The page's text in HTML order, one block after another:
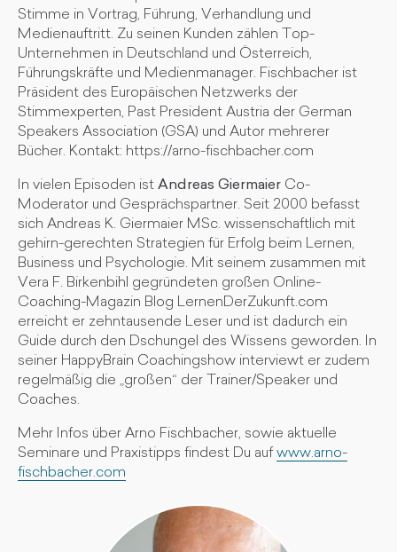
Stimme in Vortrag, Führung, Verhandlung und
Medienauftritt. Zu seinen Kunden zählen Top-
Unternehmen in Deutschland und Österreich,
Führungskräfte und Medienmanager. Fischbacher ist
Präsident des Europäischen Netzwerks der
Stimmexperten, Past President Austria der German
Speakers Association (GSA) und Autor mehrerer
Bücher. Kontakt: https://arno-fischbacher.com
In vielen Episoden ist Andreas Giermaier Co-
Moderator und Gesprächspartner. Seit 2000 befasst
sich Andreas K. Giermaier MSc. wissenschaftlich mit
gehirn-gerechten Strategien für Erfolg beim Lernen,
Business und Psychologie. Mit seinem zusammen mit
Vera F. Birkenbihl gegründeten großen Online-
Coaching-Magazin Blog LernenDerZukunft.com
erreicht er zehntausende Leser und ist dadurch ein
Guide durch den Dschungel des Wissens geworden. In
seiner HappyBrain Coachingshow interviewt er zudem
regelmäßig die „großen“ der Trainer/Speaker und
Coaches.
Mehr Infos über Arno Fischbacher, sowie aktuelle
Seminare und Praxistipps findest Du auf www.arno-
fischbacher.com